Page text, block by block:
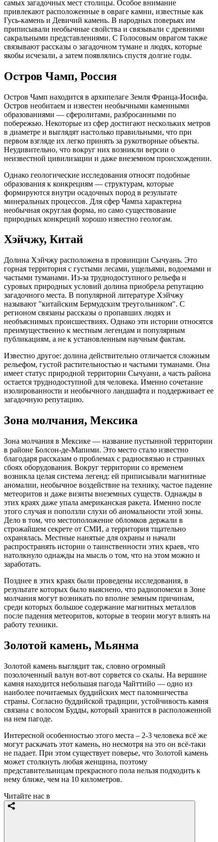
самых загадочных мест столицы. Особое внимание
привлекают расположенные в овраге камни, известные как
Гусь-камень и Девичий камень. В народных поверьях им
приписывали необычные свойства и связывали с древними
сакральными представлениями. С Голосовым оврагом также
связывают рассказы о загадочном тумане и людях, которые
якобы исчезали, а затем появлялись спустя долгие годы.
Остров Чамп, Россия
Остров Чамп находится в архипелаге Земля Франца-Иосифа.
Остров необитаем и известен необычными каменными
образованиями — сферолитами, разбросанными по
побережью. Некоторые из сфер достигают нескольких метров
в диаметре и выглядят настолько правильными, что при
первом взгляде их легко принять за рукотворные объекты.
Неудивительно, что вокруг них возникли версии о
неизвестной цивилизации и даже внеземном происхождении.
Однако геологические исследования относят подобные
образования к конкрециям — структурам, которые
формируются внутри осадочных пород в результате
минеральных процессов. Для сфер Чампа характерна
необычная округлая форма, но само существование
природных конкреций хорошо известно геологам.
Хэйчжу, Китай
Долина Хэйчжу расположена в провинции Сычуань. Это
горная территория с густыми лесами, ущельями, водоемами и
частыми туманами. Из-за труднодоступного рельефа и
суровых природных условий долина приобрела репутацию
загадочного места. В популярной литературе Хэйчжу
называют "китайским Бермудским треугольником". С
регионом связаны рассказы о пропавших людях и
необъяснимых происшествиях. Однако эти истории относятся
преимущественно к местным легендам и популярным
публикациям, а не к установленным научным фактам.
Известно другое: долина действительно отличается сложным
рельефом, густой растительностью и частыми туманами. Она
имеет статус природной территории Сычуани, а часть района
остается труднодоступной для человека. Именно сочетание
изолированности и необычного ландшафта и поддерживает ее
загадочную репутацию.
Зона молчания, Мексика
Зона молчания в Мексике — название пустынной территории
в районе Болсон-де-Мапими. Это место стало известно
благодаря рассказам о проблемах с радиосвязью и странных
сбоях оборудования. Вокруг территории со временем
возникла целая система легенд: ей приписывали магнитные
аномалии, необычное воздействие на технику, частое падение
метеоритов и даже визиты внеземных существ. Однажды в
этих краях даже упала американская ракета. Именно после
этого случая и поползли слухи об аномальности этой зоны.
Дело в том, что местоположение обломков держали в
строжайшем секрете от СМИ, а территория тщательно
охранялась. Местные нанятые для охраны и начали
распространять истории о таинственности этих краев, что
натолкнуло однажды на мысль о том, что на этом можно и
заработать.
Позднее в этих краях были проведены исследования, в
результате которых было выяснено, что радиопомехи в Зоне
молчания могут возникать по вполне земным причинам,
среди которых большое содержание магнитных металлов
после падения метеоритов, которые в теории могут влиять на
работу техники.
Золотой камень, Мьянма
Золотой камень выглядит так, словно огромный
позолоченный валун вот-вот сорвется со скалы. На вершине
камня находится небольшая пагода Чайттийо — одно из
наиболее почитаемых буддийских мест паломничества
страны. Согласно буддийской традиции, устойчивость камня
связана с волосом Будды, который хранится в расположенной
на нем пагоде.
Интересной особенностью этого места – 2-3 человека всё же
могут раскачать этот камень, но несмотря на это он всё-таки
не падает. При этом существует поверье, что Золотой камень
может столкнуть любая женщина, поэтому
представительницам прекрасного пола нельзя подходить к
нему ближе, чем на 10 километров.
Читайте нас в